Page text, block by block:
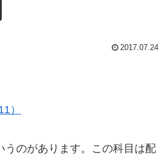
2017.07.24
）
うのがあります。この科目は配